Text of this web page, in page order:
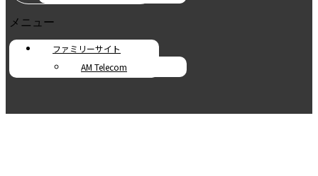
メニュー
ファミリーサイト
AM Telecom